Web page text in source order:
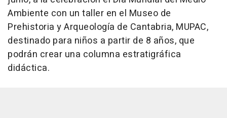
Ambiente con un taller en el Museo de
Prehistoria y Arqueología de Cantabria, MUPAC,
destinado para niños a partir de 8 años, que
podrán crear una columna estratigráfica
didáctica.